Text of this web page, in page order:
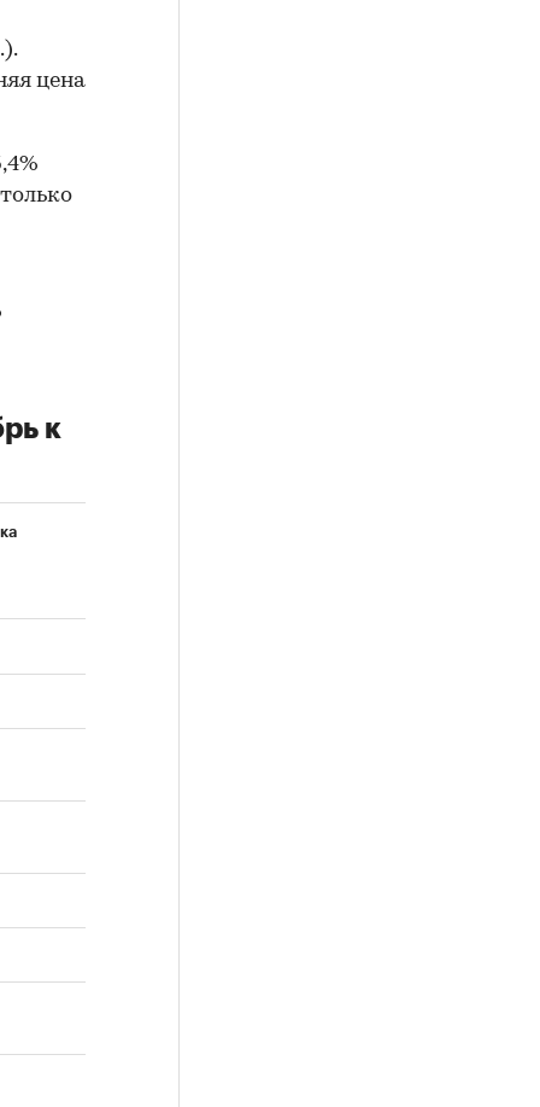
цена
к